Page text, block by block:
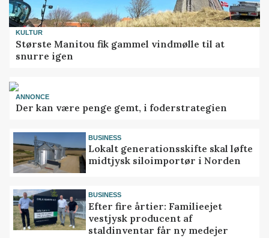
KULTUR
Største Manitou fik gammel vindmølle til at
snurre igen
ANNONCE
Der kan være penge gemt, i foderstrategien
BUSINESS
Lokalt generationsskifte skal løfte
midtjysk siloimportør i Norden
BUSINESS
Efter fire årtier: Familieejet
vestjysk producent af
staldinventar får ny medejer